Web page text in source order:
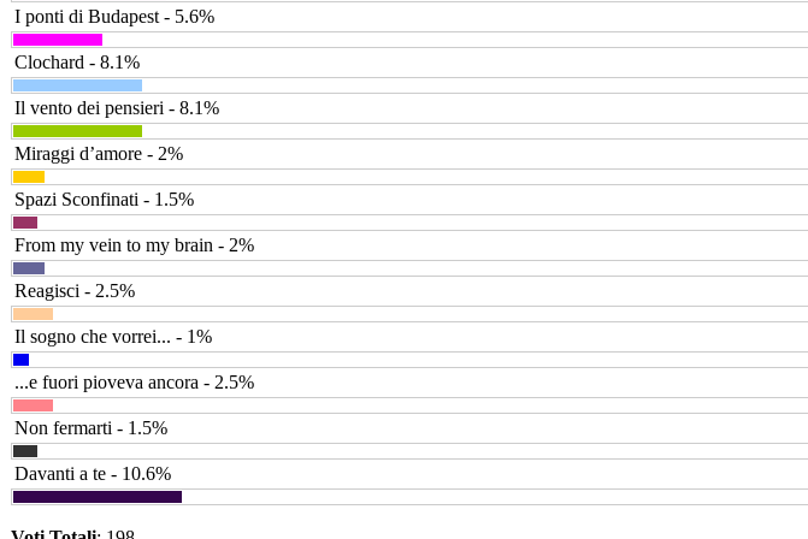
I ponti di Budapest - 5.6%
Clochard - 8.1%
Il vento dei pensieri - 8.1%
Miraggi d’amore - 2%
Spazi Sconfinati - 1.5%
From my vein to my brain - 2%
Reagisci - 2.5%
Il sogno che vorrei... - 1%
...e fuori pioveva ancora - 2.5%
Non fermarti - 1.5%
Davanti a te - 10.6%